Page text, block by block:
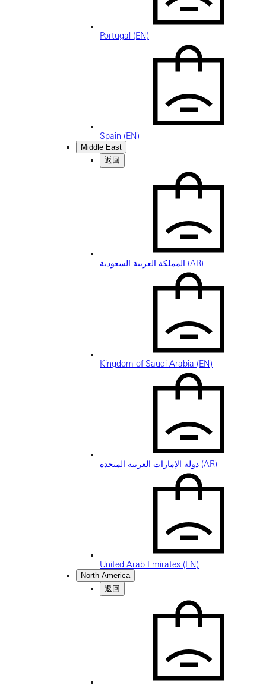
Portugal (EN)
Spain (EN)
Middle East
返回
المملكة العربية السعودية (AR)
Kingdom of Saudi Arabia (EN)
دولة الإمارات العربية المتحدة (AR)
United Arab Emirates (EN)
North America
返回